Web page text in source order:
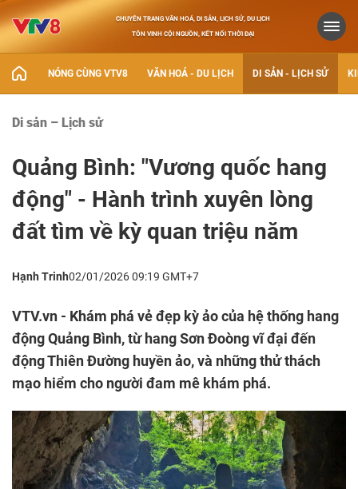
CHUYÊN TRANG VĂN HOÁ, DI SẢN, LỊCH SỬ, DU LỊCH
TÔN VINH CỘI NGUỒN, KẾT NỐI THỜI ĐẠI
NÓNG CÙNG VTV8 VĂN HOÁ - DU LỊCH DI SẢN - LỊCH SỬ
Di sản – Lịch sử
Quảng Bình: "Vương quốc hang
động" - Hành trình xuyên lòng
đất tìm về kỳ quan triệu năm
Hạnh Trinh02/01/2026 09:19 GMT+7
VTV.vn - Khám phá vẻ đẹp kỳ ảo của hệ thống hang
động Quảng Bình, từ hang Sơn Đoòng vĩ đại đến
động Thiên Đường huyền ảo, và những thử thách
mạo hiểm cho người đam mê khám phá.